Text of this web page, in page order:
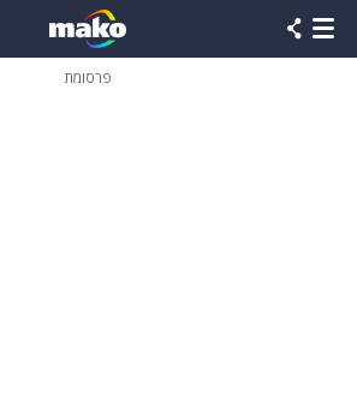
פרסומת